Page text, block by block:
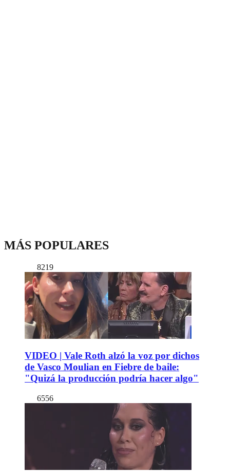
MÁS POPULARES
8219
VIDEO | Vale Roth alzó la voz por dichos
de Vasco Moulian en Fiebre de baile:
"Quizá la producción podría hacer algo"
6556